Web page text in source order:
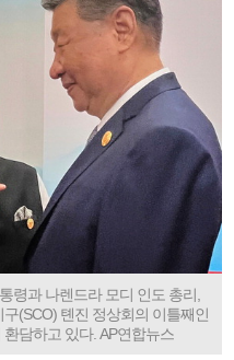
령과 나렌드라 모디 인도 총리,
(SCO) 톈진 정상회의 이틀째인
담하고 있다. AP연합뉴스